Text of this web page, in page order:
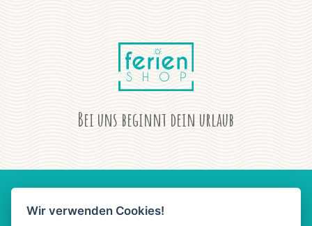
Bei uns beginnt dein urlaub
Wir verwenden Cookies!